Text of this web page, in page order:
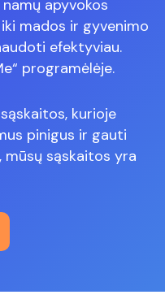
apyvokos
mados ir gyvenimo
efektyviau.
programėlėje.
kurioje
pinigus ir gauti
mūsų sąskaitos yra